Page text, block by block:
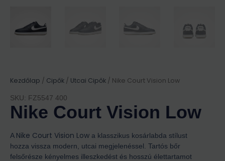
Kezdőlap / Cipők / Utcai Cipők / Nike Court Vision Low
SKU: FZ5547 400
Nike Court Vision Low
A Nike Court Vision Low a klasszikus kosárlabda stílust
hozza vissza modern, utcai megjelenéssel. Tartós bőr
felsőrésze kényelmes illeszkedést és hosszú élettartamot